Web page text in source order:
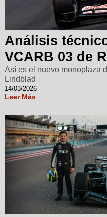
Análisis
VCARB 03 de
Así es el nuevo monoplaza
Lindblad
14/03/2026
Leer Más